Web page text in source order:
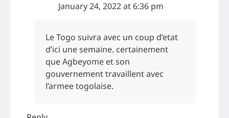
January 24, 2022 at 6:36 pm
Le Togo suivra avec un coup d’etat
d’ici une semaine. certainement
que Agbeyome et son
gouvernement travaillent avec
l’armee togolaise.